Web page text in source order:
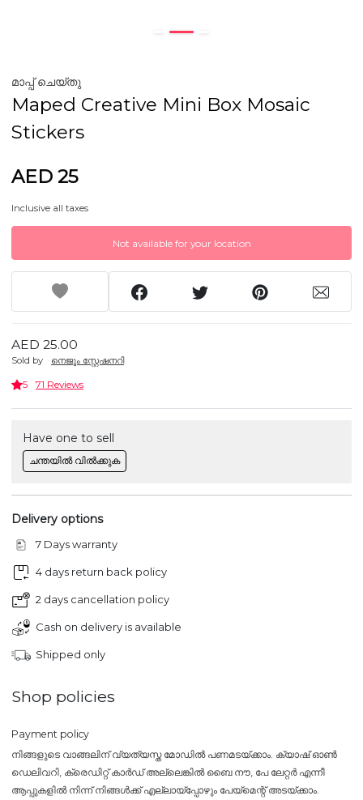
മാപ്പ് ചെയ്തു
Maped Creative Mini Box Mosaic
Stickers
AED 25
Inclusive all taxes
Not available for your location
AED 25.00
Sold by നെജൂം സ്റ്റേഷനറി
5 71 Reviews
Have one to sell
ചന്തയിൽ വിൽക്കുക
Delivery options
7 Days warranty
4 days return back policy
2 days cancellation policy
Cash on delivery is available
Shipped only
Shop policies
Payment policy
നിങ്ങളുടെ വാങ്ങലിന് വ്യത്യസ്ത മോഡിൽ പണമടയ്ക്കാം. ക്യാഷ് ഓൺ
ഡെലിവറി, ക്രെഡിറ്റ് കാർഡ് അല്ലെങ്കിൽ ബൈ നൗ, പേ ലേറ്റർ എന്നീ
ആപ്പുകളിൽ നിന്ന് നിങ്ങൾക്ക് എല്ലായ്പ്പോഴും പേയ്‌മെന്റ് അടയ്ക്കാം.